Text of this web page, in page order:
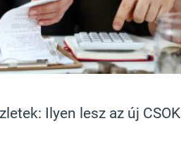
Ilyen lesz az új CSOK